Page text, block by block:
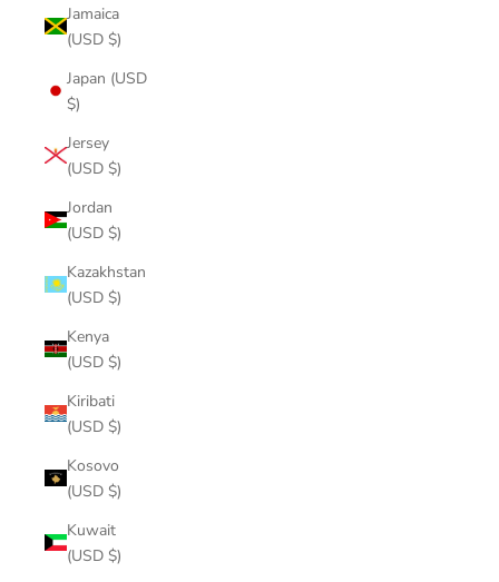
Jamaica
(USD $)
Japan (USD
$)
Jersey
(USD $)
Jordan
(USD $)
Kazakhstan
(USD $)
Kenya
(USD $)
Kiribati
(USD $)
Kosovo
(USD $)
Kuwait
(USD $)